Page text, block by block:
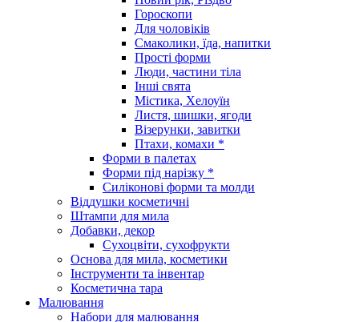
Гороскопи
Для чоловіків
Смаколики, їда, напитки
Прості форми
Люди, частини тіла
Інші свята
Містика, Хелоуїн
Листя, шишки, ягоди
Візерунки, завитки
Птахи, комахи *
Форми в палетах
Форми під нарізку *
Силіконові форми та молди
Віддушки косметичні
Штампи для мила
Добавки, декор
Сухоцвіти, сухофрукти
Основа для мила, косметики
Інструменти та інвентар
Косметична тара
Малювання
Набори для малювання